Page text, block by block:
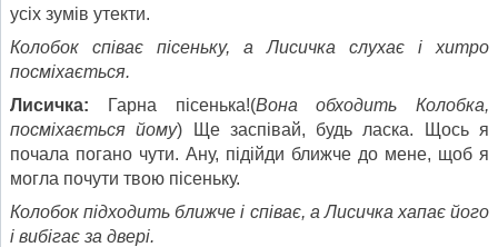
усіх зумів утекти.
Колобок співає пісеньку, а Лисичка слухає і хитро
посміхається.
Лисичка: Гарна пісенька!(Вона обходить Колобка,
посміхається йому) Ще заспівай, будь ласка. Щось я
почала погано чути. Ану, підійди ближче до мене, щоб я
могла почути твою пісеньку.
Колобок підходить ближче і співає, а Лисичка хапає його
і вибігає за двері.